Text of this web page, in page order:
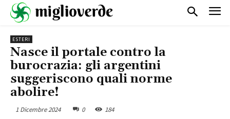
ESTERI
Nasce il portale contro la
burocrazia: gli argentini
suggeriscono quali norme
abolire!
1 Dicembre 2024 0 184